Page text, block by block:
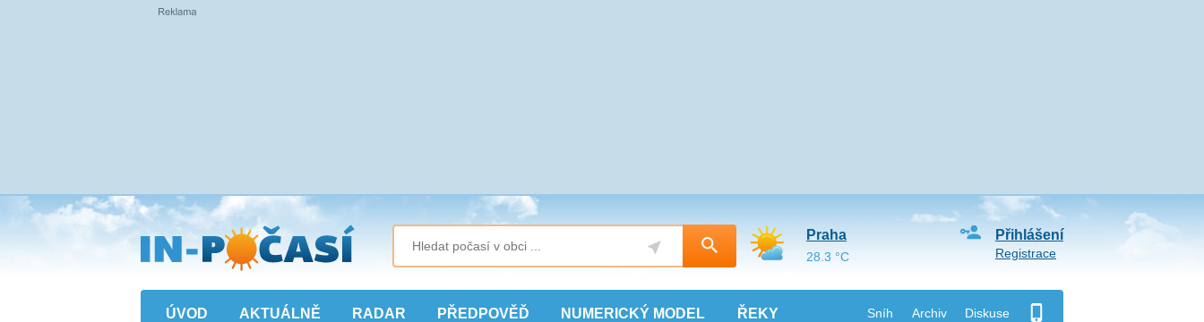
Přejít
na
hlavní
obsah
ÚVOD AKTUÁLNĚ RADAR PŘEDPOVĚĎ NUMERICKÝ MODEL ŘEKY Sníh Archiv Diskuse
Přihlášení
Registrace
Praha
28.3 °C